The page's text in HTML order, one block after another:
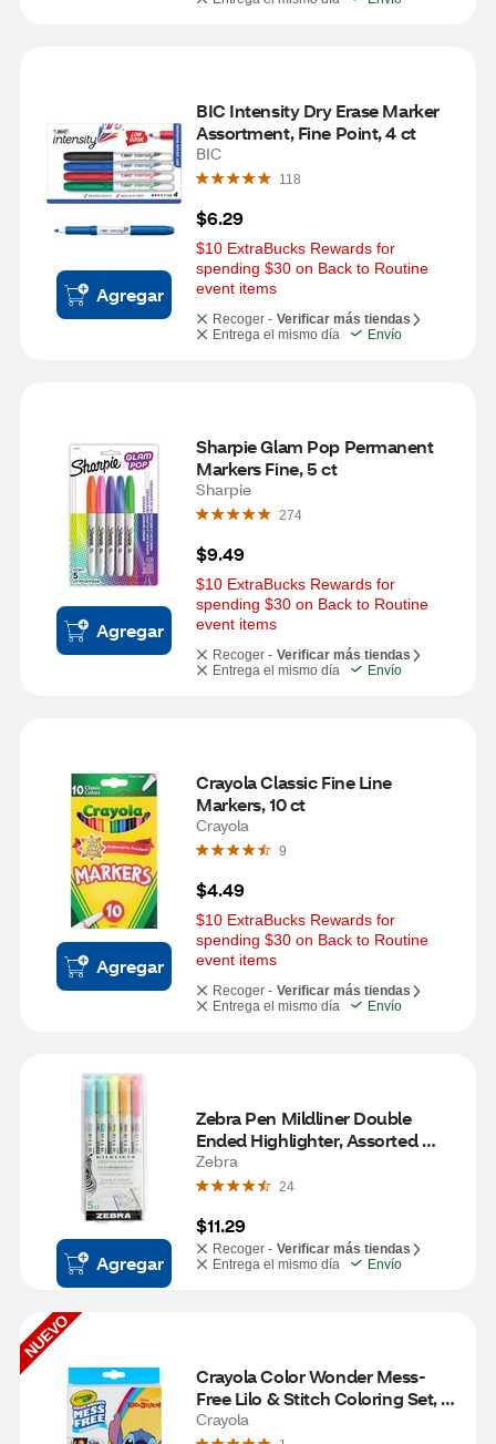
Agregar
BIC Intensity Dry Erase Marker
Assortment, Fine Point, 4 ct
BIC
118
$6.29
$10 ExtraBucks Rewards for
spending $30 on Back to Routine
event items
Recoger - Verificar más tiendas
Entrega el mismo día
Envío
Agregar
Sharpie Glam Pop Permanent
Markers Fine, 5 ct
Sharpie
274
$9.49
$10 ExtraBucks Rewards for
spending $30 on Back to Routine
event items
Recoger - Verificar más tiendas
Entrega el mismo día
Envío
Agregar
Crayola Classic Fine Line
Markers, 10 ct
Crayola
9
$4.49
$10 ExtraBucks Rewards for
spending $30 on Back to Routine
event items
Recoger - Verificar más tiendas
Entrega el mismo día
Envío
Agregar
Zebra Pen Mildliner Double
Ended Highlighter, Assorted
Fluorescent Set, 5 ct
Zebra
24
$11.29
Recoger - Verificar más tiendas
Entrega el mismo día
Envío
NUEVO
Crayola Color Wonder Mess-
Free Lilo & Stitch Coloring Set, 12
ct
Crayola